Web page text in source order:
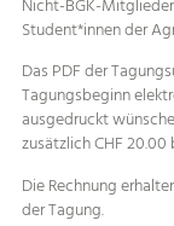
Nicht-BGK-
Student*innen der
Das PDF der
Tagungsbeginn
ausgedruckt
zusätzlich CHF
Die Rechnung
der Tagung.